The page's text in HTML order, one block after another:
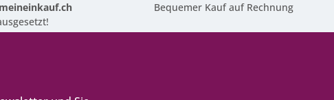
meineinkauf.ch
Bequemer Kauf auf Rechnung